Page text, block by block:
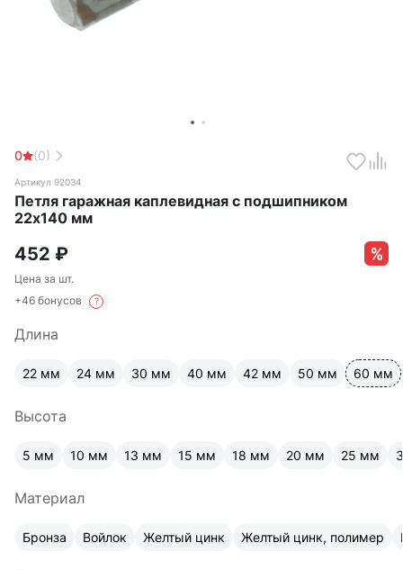
0 (0)
Артикул 92034
Петля гаражная каплевидная с подшипником
22х140 мм
452 ₽
Цена за шт.
+46 бонусов
?
Длина
22 мм 24 мм 30 мм 40 мм 42 мм 50 мм 60 мм
Высота
5 мм 10 мм 13 мм 15 мм 18 мм 20 мм 25 мм
Материал
Бронза Войлок Желтый цинк Желтый цинк, полимер